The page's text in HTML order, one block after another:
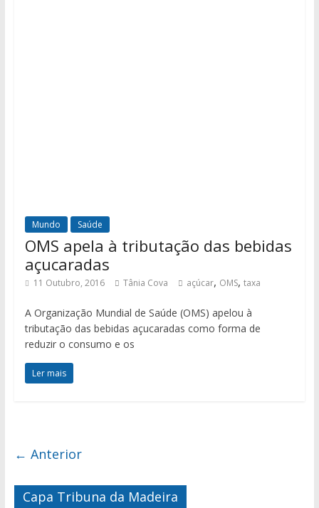
Mundo Saúde
OMS apela à tributação das bebidas
açucaradas
11 Outubro, 2016 Tânia Cova açúcar, OMS, taxa
A Organização Mundial de Saúde (OMS) apelou à
tributação das bebidas açucaradas como forma de
reduzir o consumo e os
Ler mais
← Anterior
Capa Tribuna da Madeira